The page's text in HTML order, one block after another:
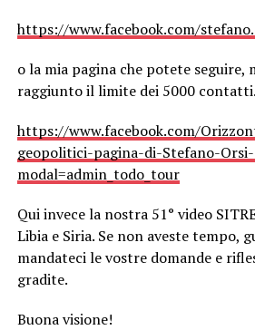
https://www.facebook.com/
o la mia pagina che potete
raggiunto il limite dei 5000 contatti.
https://www.facebook.com/
geopolitici-pagina-di-Stefano-
modal=admin_todo_tour
Qui invece la nostra 51° video
Libia e Siria. Se non aveste tempo,
mandateci le vostre domande e
gradite.
Buona visione!